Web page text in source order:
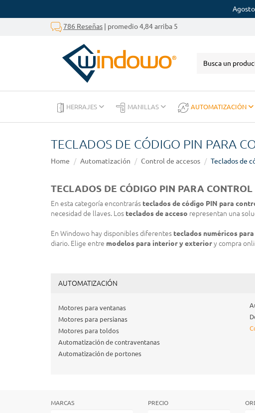
786 Reseñas | promedio 4,84 arriba 5
HERRAJES MANILLAS AUTOMATIZACIÓN
TECLADOS DE CÓDIGO PIN PARA
Home Automatización Control de accesos Teclados de
TECLADOS DE CÓDIGO PIN PARA
En esta categoría encontrarás teclados de código PIN para
necesidad de llaves. Los teclados de acceso representan una
En Windowo hay disponibles diferentes teclados numéricos
diario. Elige entre modelos para interior y exteriory compra
AUTOMATIZACIÓN
Motores para ventanas
Motores para persianas
Motores para toldos
Automatización de contraventanas
Automatización de portones
MARCAS PRECIO